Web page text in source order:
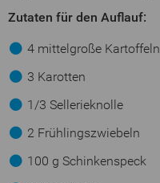
Zutaten für den Auflauf:
4 mittelgroße Kartoffeln
3 Karotten
1/3 Sellerieknolle
2 Frühlingszwiebeln
100 g Schinkenspeck